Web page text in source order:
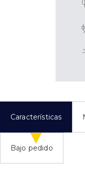
Características
Bajo pedido